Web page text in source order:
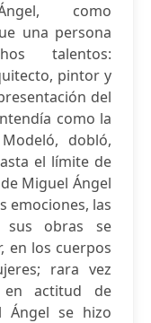
como
una persona
talentos:
pintor y
del
como la
dobló,
el límite de
Miguel Ángel
emociones, las
sus obras se
en los cuerpos
rara vez
actitud de
Ángel se hizo